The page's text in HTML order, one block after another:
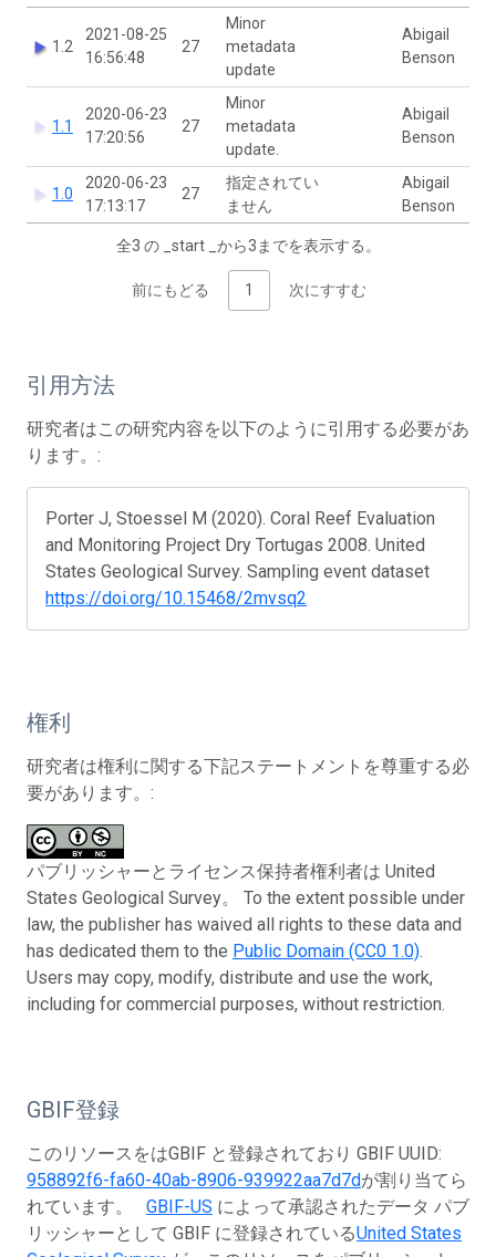
1.2
2021-08-25
16:56:48
27
Minor
metadata
update
Abigail
Benson
1.1
2020-06-23
17:20:56
27
Minor
metadata
update.
Abigail
Benson
1.0
2020-06-23
17:13:17
27
指定されてい
ません
Abigail
Benson
全3 の _start _から3までを表示する。
前にもどる 1 次にすすむ
引用方法
研究者はこの研究内容を以下のように引用する必要があ
ります。:
Porter J, Stoessel M (2020). Coral Reef Evaluation
and Monitoring Project Dry Tortugas 2008. United
States Geological Survey. Sampling event dataset
https://doi.org/10.15468/2mvsq2
権利
研究者は権利に関する下記ステートメントを尊重する必
要があります。:
パブリッシャーとライセンス保持者権利者は United
States Geological Survey。 To the extent possible under
law, the publisher has waived all rights to these data and
has dedicated them to the Public Domain (CC0 1.0).
Users may copy, modify, distribute and use the work,
including for commercial purposes, without restriction.
GBIF登録
このリソースをはGBIF と登録されており GBIF UUID:
958892f6-fa60-40ab-8906-939922aa7d7dが割り当てら
れています。 GBIF-US によって承認されたデータ パブ
リッシャーとして GBIF に登録されているUnited States